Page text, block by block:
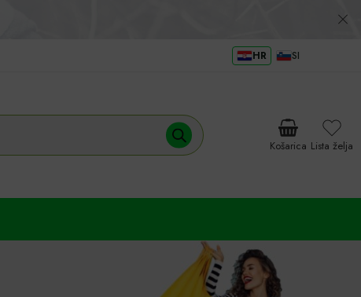
HR SI
Košarica Lista želja